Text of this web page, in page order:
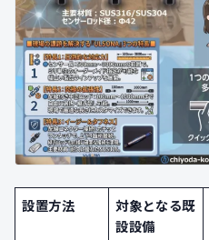
設置方法
対象となる既
設設備